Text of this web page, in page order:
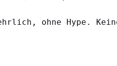
ohne Hype.